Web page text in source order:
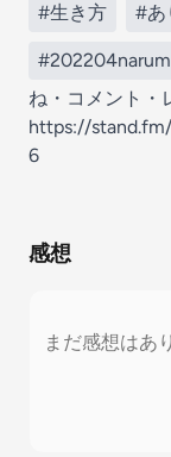
#生き方 #あ
ね・コメント・
https://
6
感想
まだ感想はあ